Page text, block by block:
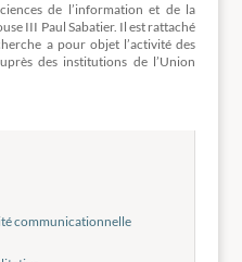
de l’information et de la
III Paul Sabatier. Il est rattaché
a pour objet l’activité des
des institutions de l’Union
communicationnelle